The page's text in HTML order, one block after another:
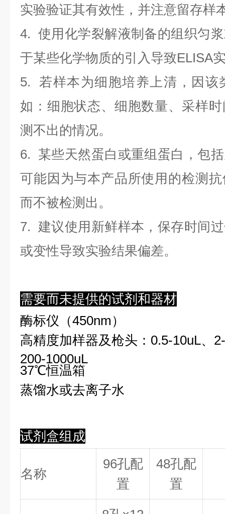
实验验证其有效性，并注意留存样
4. 使用化学裂解液制备的组织匀
于某些化学物质的引入导致ELISA
5. 若样本为细胞培养上清，因该
如：细胞状态、细胞数量、采样
测不出的情况。
6. 某些天然蛋白或重组蛋白，包
可能因为与本产品所使用的检测
而不被检测出。
7. 建议使用新鲜样本，保存时间
或变性导致实验结果偏差。
需要而未提供的试剂和器材
酶标仪（450nm）
高精度加样器及枪头：0.5-10uL、
200-1000uL
37℃恒温箱
蒸馏水或去离子水
试剂盒组成
名称
96孔配
置
48孔配
置